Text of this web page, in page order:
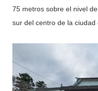
75 metros sobre el nivel
sur del centro de la ciudad